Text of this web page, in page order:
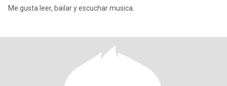
Me gusta leer, bailar y escuchar musica.